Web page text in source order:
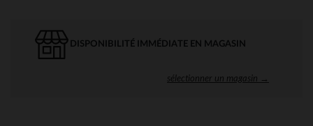
DISPONIBILITÉ IMMÉDIATE EN MAGASIN
sélectionner un magasin →